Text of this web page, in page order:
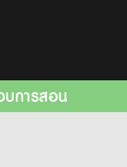
บการสอน